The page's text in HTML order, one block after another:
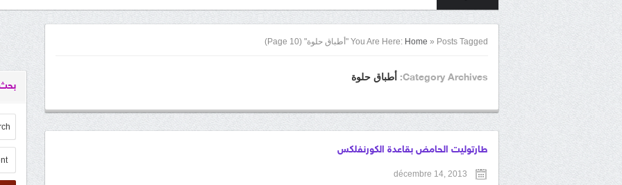
You Are Here: Home » Posts Tagged "أطباق حلوة" (Page 10)
Category Archives: أطباق حلوة
طارتوليت الحامض بقاعدة الكورنفلكس
décembre 14, 2013